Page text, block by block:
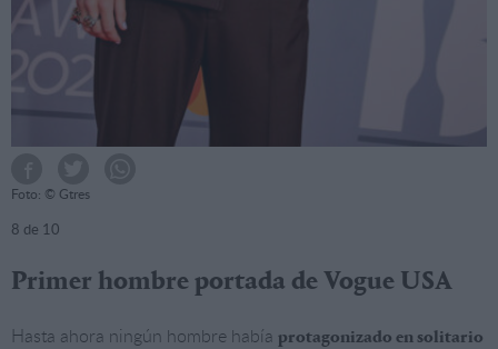
Foto: © Gtres
8 de 10
Primer hombre portada de Vogue USA
Hasta ahora ningún hombre había protagonizado en solitario